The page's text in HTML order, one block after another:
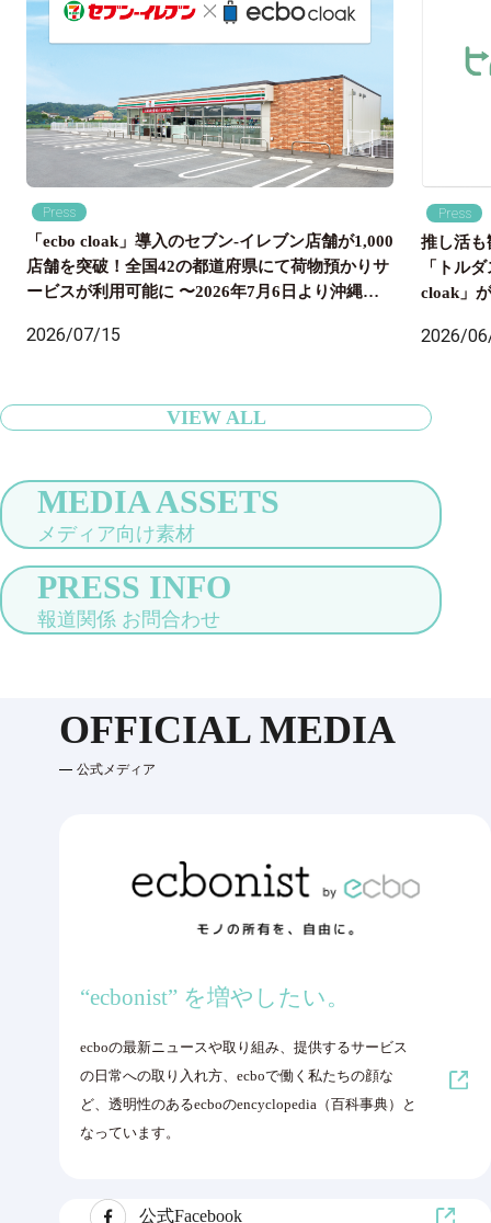
Press
「ecbo cloak」導入のセブン‐イレブン店舗が1,000
店舗を突破！全国42の都道府県にて荷物預かりサ
ービスが利用可能に 〜2026年7月6日より沖縄県
行者の身軽な旅をサポート〜
2026/07/15
Press
推し活
「トル
cloak」
2026/
VIEW ALL
MEDIA ASSETS
メディア向け素材
PRESS INFO
報道関係 お問合わせ
OFFICIAL MEDIA
公式メディア
“ecbonist” を増やしたい。
ecboの最新ニュースや取り組み、提供するサービス
の日常への取り入れ方、ecboで働く私たちの顔な
ど、透明性のあるecboのencyclopedia（百科事典）と
なっています。
公式Facebook